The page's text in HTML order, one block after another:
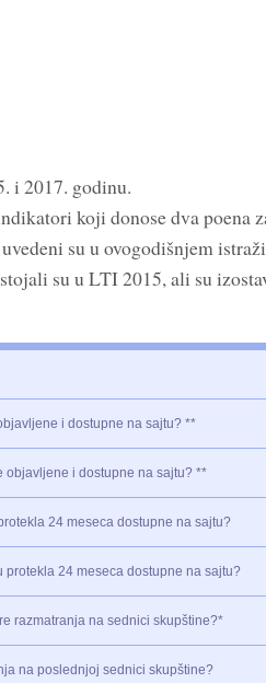
i 2017. godinu.
koji donose dva poena
su u ovogodišnjem
su u LTI 2015, ali su
i dostupne na sajtu? **
objavljene i dostupne na sajtu? **
24 meseca dostupne na sajtu?
24 meseca dostupne na sajtu?
razmatranja na sednici skupštine?*
na poslednjoj sednici skupštine?